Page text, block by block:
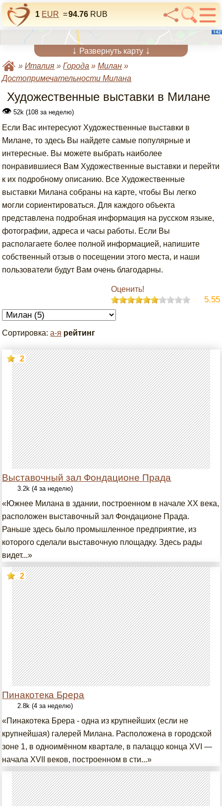
1 EUR =94.76 RUB
↓ Развернуть карту ↓
»Италия »Города »Милан »
Достопримечательности Милана
Художественные выставки в Милане
👁 52k (108 за неделю)
Если Вас интересуют Художественные выставки в
Милане, то здесь Вы найдете самые популярные и
интересные. Вы можете выбрать наиболее
понравившиеся Вам Художественные выставки и перейти
к их подробному описанию. Все Художественные
выставки Милана собраны на карте, чтобы Вы легко
могли сориентироваться. Для каждого объекта
представлена подробная информация на русском языке,
фотографии, адреса и часы работы. Если Вы
располагаете более полной информацией, напишите
собственный отзыв о посещении этого места, и наши
пользователи будут Вам очень благодарны.
Оценить!
5.55
Сортировка:а-я рейтинг
Выставочный зал Фондационе Прада
2
3.2k (4 за неделю)
«Южнее Милана в здании, построенном в начале XX века,
расположен выставочный зал Фондационе Прада.
Раньше здесь было промышленное предприятие, из
которого сделали выставочную площадку. Здесь рады
видет...»
Пинакотека Брера
2
2.8k (4 за неделю)
«Пинакотека Брера - одна из крупнейших (если не
крупнейшая) галерей Милана. Расположена в городской
зоне 1, в одноимённом квартале, в палаццо конца XVI —
начала XVII веков, построенном в сти...»